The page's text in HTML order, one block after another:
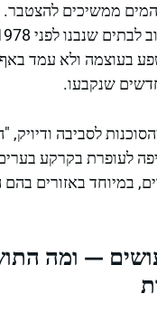
ממשיכים להצטבר.
בעוצמה ולא עמד
שנקבעו.
לסביבה ודיויק,
לעופרת בקרקע בערים
במיוחד באזורים בהם
— ומה